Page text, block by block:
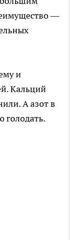
—
и
Кальций
А азот в
голодать.